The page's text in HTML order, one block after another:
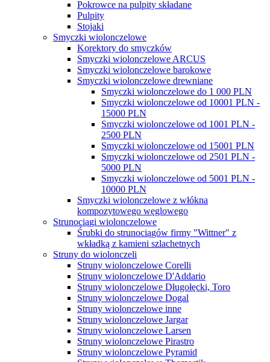
Pokrowce na pulpity składane
Pulpity
Stojaki
Smyczki wiolonczelowe
Korektory do smyczków
Smyczki wiolonczelowe ARCUS
Smyczki wiolonczelowe barokowe
Smyczki wiolonczelowe drewniane
Smyczki wiolonczelowe do 1 000 PLN
Smyczki wiolonczelowe od 10001 PLN -
15000 PLN
Smyczki wiolonczelowe od 1001 PLN -
2500 PLN
Smyczki wiolonczelowe od 15001 PLN
Smyczki wiolonczelowe od 2501 PLN -
5000 PLN
Smyczki wiolonczelowe od 5001 PLN -
10000 PLN
Smyczki wiolonczelowe z włókna
kompozytowego węglowego
Strunociągi wiolonczelowe
Śrubki do strunociągów firmy "Wittner" z
wkładką z kamieni szlachetnych
Struny do wiolonczeli
Struny wiolonczelowe Corelli
Struny wiolonczelowe D'Addario
Struny wiolonczelowe Długołęcki, Toro
Struny wiolonczelowe Dogal
Struny wiolonczelowe inne
Struny wiolonczelowe Jargar
Struny wiolonczelowe Larsen
Struny wiolonczelowe Pirastro
Struny wiolonczelowe Pyramid